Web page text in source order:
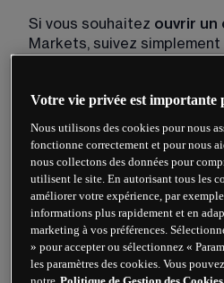
Si vous souhaitez ouvrir un
Markets, suivez
suivant le lien ci-dessous.
Ouvrir un compte
2. Ensuite, choisissez soit
CFD soit un compte FX
spread betting de détail et
Votre vie privée est importante
Nous utilisons des cookies pour nous
fonctionne correctement et pour nous
nous collectons des données pour
utilisent le site. En autorisant tous les
améliorer votre expérience, par
informations plus rapidement et en
marketing à vos préférences.
» pour accepter ou sélectionnez «
les paramètres des cookies. Vous